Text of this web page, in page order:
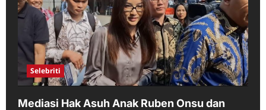
Selebriti
Mediasi Hak Asuh Anak Ruben Onsu dan